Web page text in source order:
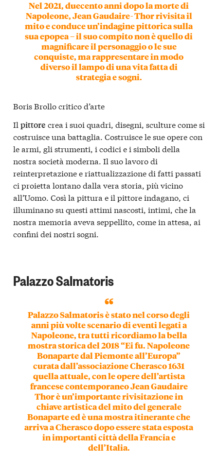
Nel 2021, duecento anni dopo la morte di
Napoleone, Jean Gaudaire- Thorrivisita il
mito e conduce un’indagine pittorica sulla
sua epopea– il suo compito non è quello di
magnificare il personaggio o le sue
conquiste, ma rappresentare in modo
diverso il lampo di una vita fatta di
strategia e sogni.
Boris Brollo critico d’arte
Il pittore crea i suoi quadri, disegni, sculture come si
costruisce una battaglia. Costruisce le sue opere con
le armi, gli strumenti, i codici e i simboli della
nostra società moderna. Il suo lavoro di
reinterpretazione e riattualizzazione di fatti passati
ci proietta lontano dalla vera storia, più vicino
all’Uomo. Così la pittura e il pittore indagano, ci
illuminano su questi attimi nascosti, intimi, che la
nostra memoria aveva seppellito, come in attesa, ai
confini dei nostri sogni.
Palazzo Salmatoris
Palazzo Salmatoris è stato nel corso degli
anni più voltescenario di eventi legati a
Napoleone,tra tutti ricordiamo la bella
mostra storica del 2018 “Ei fu. Napoleone
Bonaparte dal Piemonte all’Europa”
curata dall’associazione Cherasco 1631
quella attuale, con le opere dell’artista
francese contemporaneo Jean Gaudaire
Thor è un’importante rivisitazione in
chiave artistica del mito del generale
Bonaparte ed è una mostra itinerante che
arriva a Cherasco dopo essere stata esposta
in importanti città della Francia e
dell’Italia.